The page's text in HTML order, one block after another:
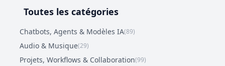
Toutes les catégories
Chatbots, Agents & Modèles IA(89)
Audio & Musique(29)
Projets, Workflows & Collaboration(99)